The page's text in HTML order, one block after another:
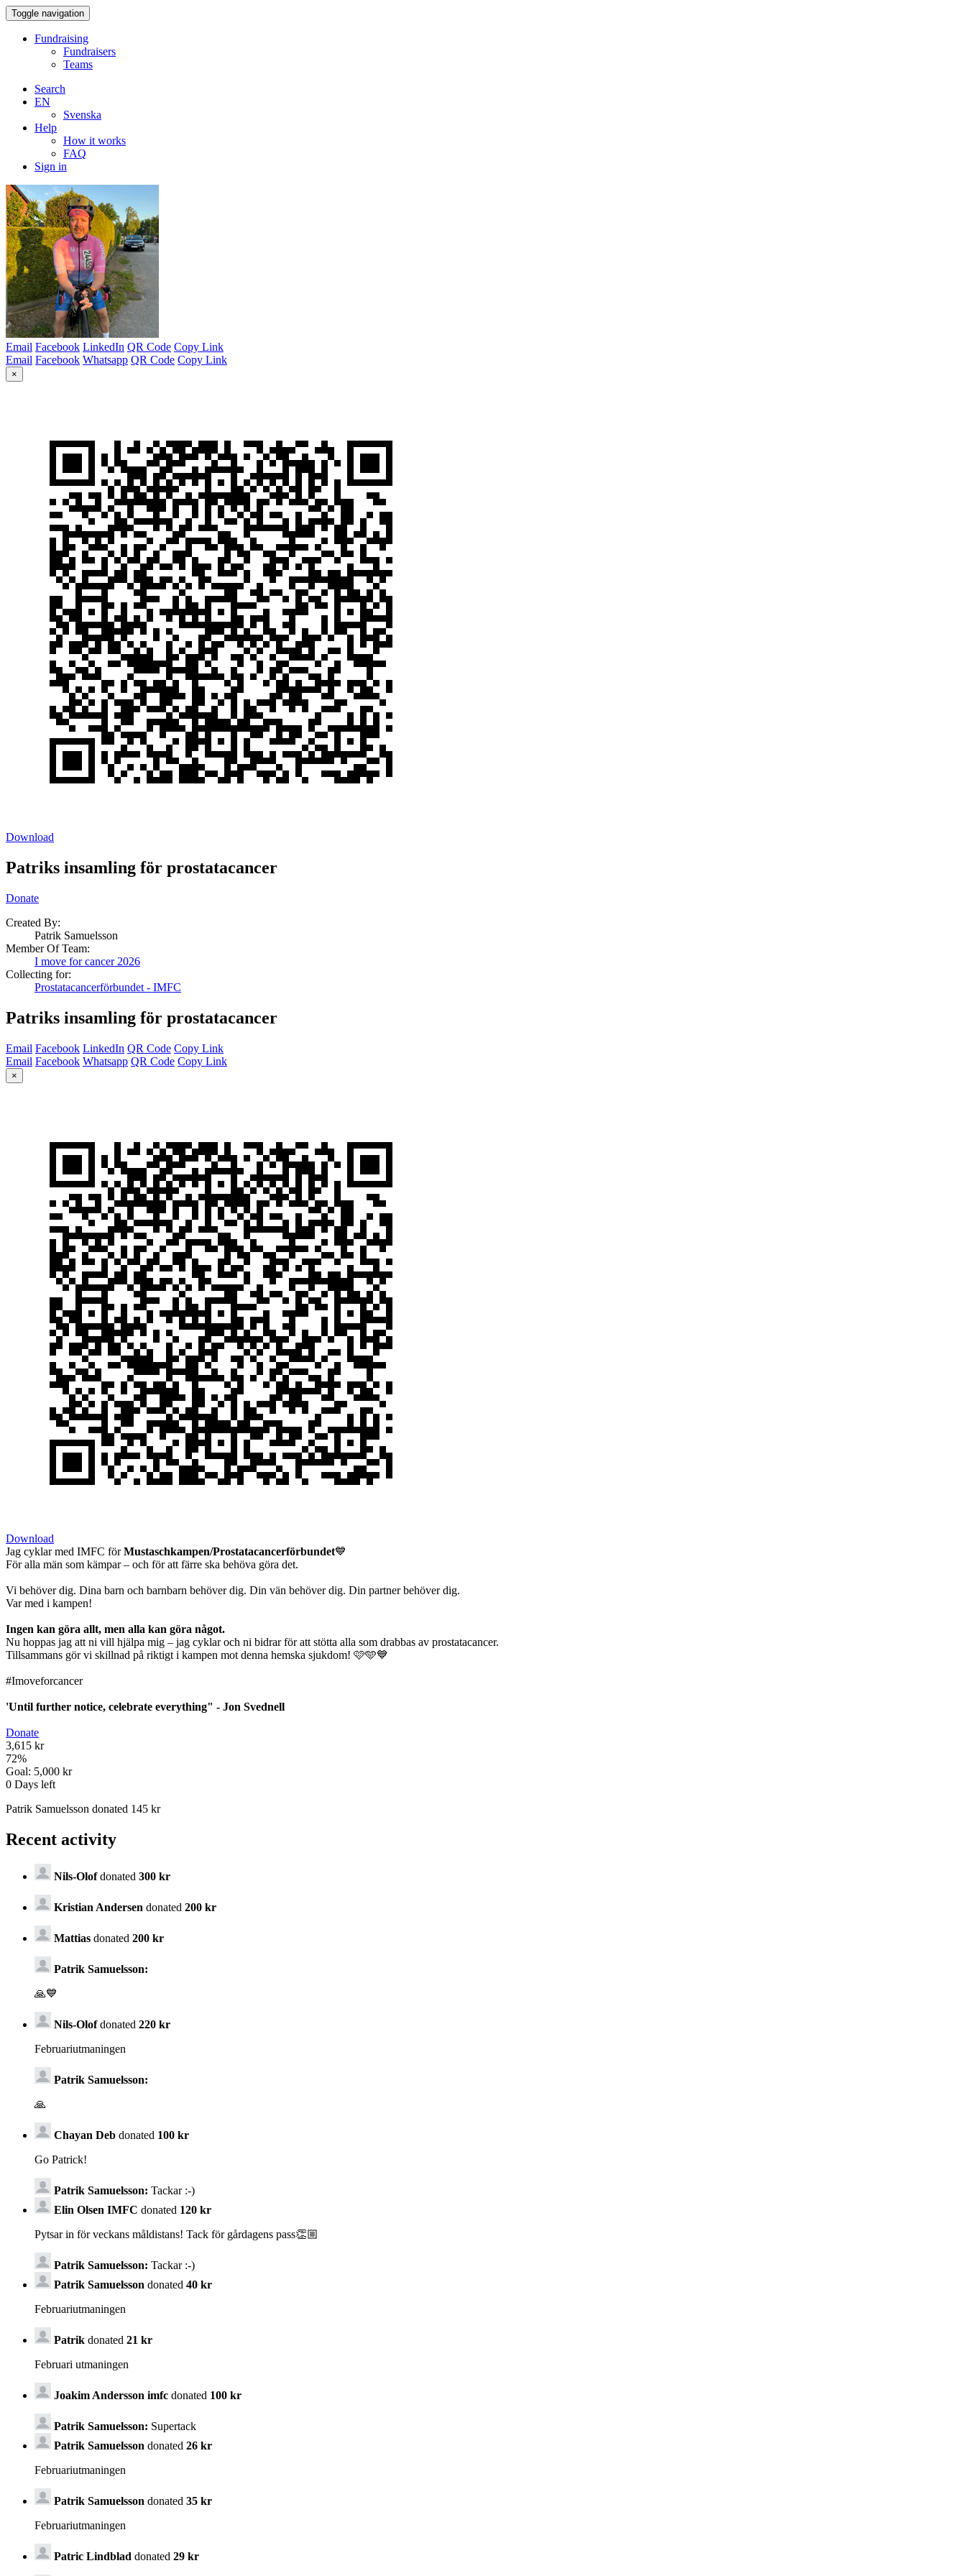
Toggle navigation
Fundraising
Fundraisers
Teams
Search
EN
Svenska
Help
How it works
FAQ
Sign in
Email Facebook LinkedIn QR Code Copy Link
Email Facebook Whatsapp QR Code Copy Link
×
Download
Patriks insamling för prostatacancer
Donate
Created By:
Patrik Samuelsson
Member Of Team:
I move for cancer 2026
Collecting for:
Prostatacancerförbundet - IMFC
Patriks insamling för prostatacancer
Email Facebook LinkedIn QR Code Copy Link
Email Facebook Whatsapp QR Code Copy Link
×
Download
Jag cyklar med IMFC förMustaschkampen/Prostatacancerförbundet💙
För alla män som kämpar – och för att färre ska behöva göra det.
Vi behöver dig. Dina barn och barnbarn behöver dig. Din vän behöver dig. Din partner behöver dig.
Var med i kampen!
Ingen kan göra allt, men alla kan göra något.
Nu hoppas jag att ni vill hjälpa mig – jag cyklar och ni bidrar för att stötta alla som drabbas av prostatacancer.
Tillsammans gör vi skillnad på riktigt i kampen mot denna hemska sjukdom! 🩷🩵💙
#Imoveforcancer
'Until further notice, celebrate everything" - Jon Svednell
Donate
3,615 kr
72%
Goal: 5,000 kr
0 Days left
Patrik Samuelsson donated 145 kr
Recent activity
Nils-Olofdonated 300 kr
Kristian Andersen donated 200 kr
Mattias donated 200 kr
Patrik Samuelsson:
🙏💙
Nils-Olofdonated 220 kr
Februariutmaningen
Patrik Samuelsson:
🙏
Chayan Deb donated 100 kr
Go Patrick!
Patrik Samuelsson: Tackar :-)
Elin Olsen IMFC donated 120 kr
Pytsar in för veckans måldistans! Tack för gårdagens pass👏🏼
Patrik Samuelsson: Tackar :-)
Patrik Samuelsson donated 40 kr
Februariutmaningen
Patrik donated 21 kr
Februari utmaningen
Joakim Andersson imfc donated 100 kr
Patrik Samuelsson: Supertack
Patrik Samuelsson donated 26 kr
Februariutmaningen
Patrik Samuelsson donated 35 kr
Februariutmaningen
Patric Lindblad donated 29 kr